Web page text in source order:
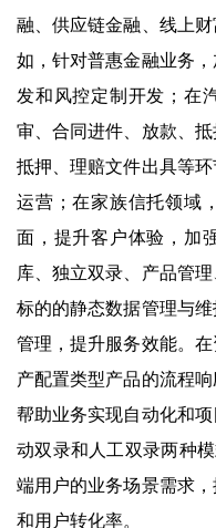
融、供应链金融、线上
如，针对普惠金融业务
发和风控定制开发；在
审、合同进件、放款、
抵押、理赔文件出具等
运营；在家族信托领域
面，提升客户体验，加
库、独立双录、产品管
标的的静态数据管理与
管理，提升服务效能。
产配置类型产品的流程
帮助业务实现自动化和
动双录和人工双录两种
端用户的业务场景需求
和用户转化率。